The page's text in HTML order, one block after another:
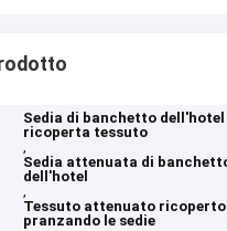
Sedia di banchetto dell'hotel
ricoperta tessuto
,
Sedia attenuata di
dell'hotel
,
Tessuto attenuato ricoperto
pranzando le sedie